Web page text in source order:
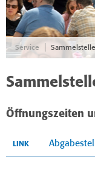
Service
Öffnungszeiten
LINK